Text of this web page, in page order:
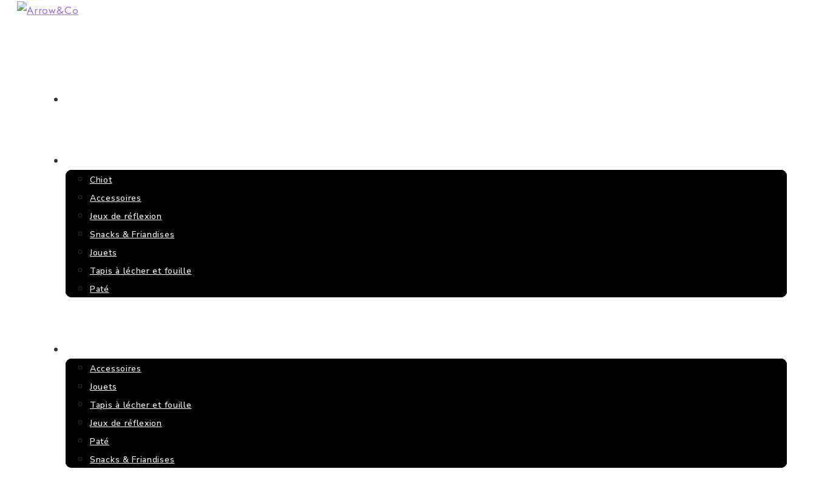
Chiot
Accessoires
Jeux de réflexion
Snacks & Friandises
Jouets
Tapis à lécher et fouille
Paté
Accessoires
Jouets
Tapis à lécher et fouille
Jeux de réflexion
Paté
Snacks & Friandises